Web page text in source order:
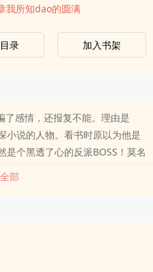
我所知dao的圆满
录 加入书架
感情，还报复不能。理由是
说的人物。看书时原以为他是
个黑透了心的反派BOSS！莫名
到现实的唯一条件居然是保护
么玩笑！为什么要把这混dan也
前都要在心里chou他三百次好
求生的故事，就这
部